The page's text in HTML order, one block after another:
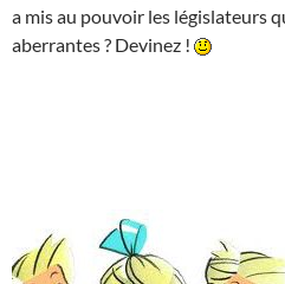
a mis au pouvoir les législateurs
aberrantes ? Devinez !